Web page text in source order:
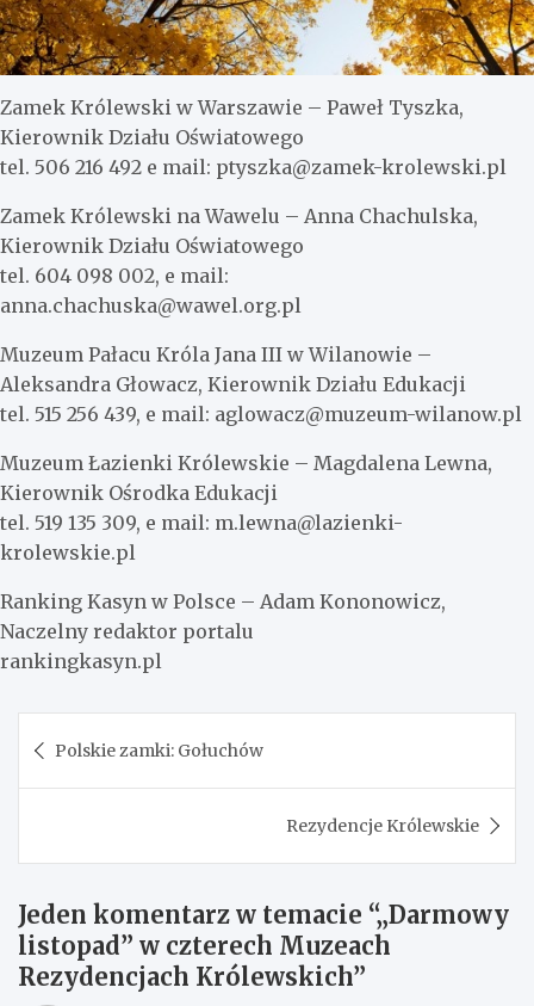
Zamek Królewski w Warszawie – Paweł Tyszka,
Kierownik Działu Oświatowego
tel. 506 216 492 e mail: ptyszka@zamek-krolewski.pl
Zamek Królewski na Wawelu – Anna Chachulska,
Kierownik Działu Oświatowego
tel. 604 098 002, e mail:
anna.chachuska@wawel.org.pl
Muzeum Pałacu Króla Jana III w Wilanowie –
Aleksandra Głowacz, Kierownik Działu Edukacji
tel. 515 256 439, e mail: aglowacz@muzeum-wilanow.pl
Muzeum Łazienki Królewskie – Magdalena Lewna,
Kierownik Ośrodka Edukacji
tel. 519 135 309, e mail: m.lewna@lazienki-
krolewskie.pl
Ranking Kasyn w Polsce – Adam Kononowicz,
Naczelny redaktor portalu
rankingkasyn.pl
wpisu
Polskie zamki: Gołuchów
Rezydencje Królewskie
Jeden komentarz w temacie “„Darmowy
listopad” w czterech Muzeach
Rezydencjach Królewskich”